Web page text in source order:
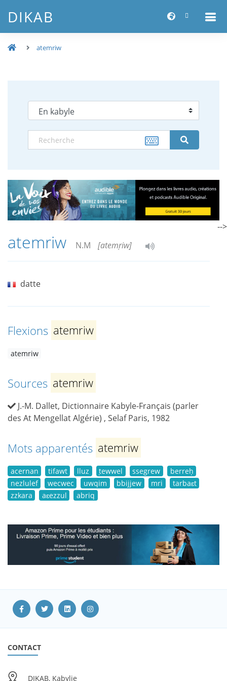
DIKAB
atemriw
atemriw N.M [atemṛiw]
datte
Flexions atemriw
atemriw
Sources atemriw
J.-M. Dallet, Dictionnaire Kabyle-Français (parler
des At Mengellat Algérie) , Selaf Paris, 1982
Mots apparentés atemriw
acernan tifawt lluz ṭewwel ssegrew
berreḥ
nezlulef
wecwec uwqim bbijjew mri
tarbaɛt
zzkara
aɛezzul abriq
-->
CONTACT
DIKAB, Kabylie